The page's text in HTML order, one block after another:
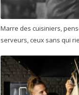
Marre des cuisiniers,
serveurs, ceux sans qui